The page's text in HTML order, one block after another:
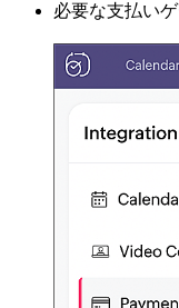
必要な支払い